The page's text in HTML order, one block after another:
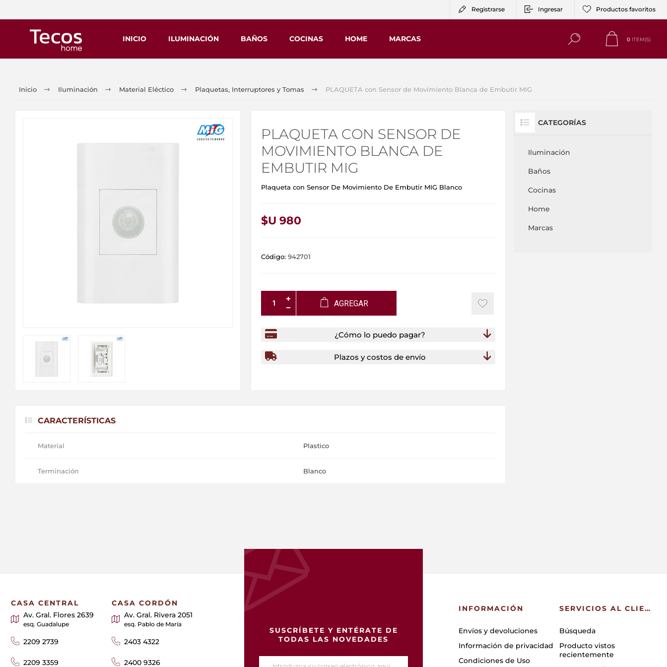
Registrarse Ingresar Productos favoritos
INICIO ILUMINACIÓN BAÑOS COCINAS HOME MARCAS 0 ITEM(S)
Inicio Iluminación Material Eléctico Plaquetas, Interruptores y Tomas PLAQUETA con Sensor de Movimiento Blanca de Embutir MIG
PLAQUETA CON SENSOR DE
MOVIMIENTO BLANCA DE
EMBUTIR MIG
Plaqueta con Sensor De Movimiento De Embutir MIG Blanco
$U 980
Código: 942701
AGREGAR
¿Cómo lo puedo pagar?
Plazos y costos de envío
CARACTERÍSTICAS
Material Plastico
Terminación Blanco
CATEGORÍAS
Iluminación
Baños
Cocinas
Home
Marcas
SUSCRÍBETE Y ENTÉRATE DE
TODAS LAS NOVEDADES
CASA CENTRAL
Av. Gral. Flores 2639
esq. Guadalupe
2209 2739
2209 3359
CASA CORDÓN
Av. Gral. Rivera 2051
esq. Pablo de María
2403 4322
2400 9326
INFORMACIÓN
Envíos y devoluciones
Información de privacidad
Condiciones de Uso
SERVICIOS AL CLIENTE
Búsqueda
Producto vistos
recientemente